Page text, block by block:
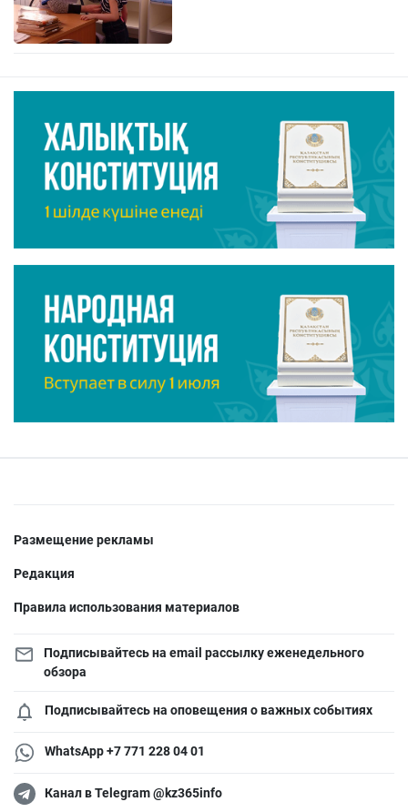
Размещение рекламы
Редакция
Правила использования материалов
Подписывайтесь на email рассылку еженедельного
обзора
Подписывайтесь на оповещения о важных событиях
WhatsApp +7 771 228 04 01
Канал в Telegram @kz365info